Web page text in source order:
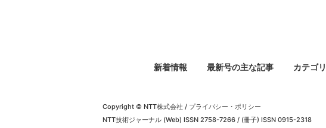
新着情報 最新号の主な記事 カテゴ
Copyright © NTT株式会社 / プライバシー・ポリシー
NTT技術ジャーナル (Web) ISSN 2758-7266 / (冊子) ISSN 0915-2318